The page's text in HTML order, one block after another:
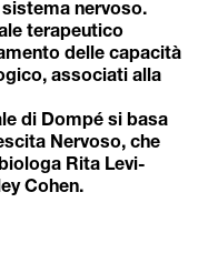
sistema nervoso.
terapeutico
delle capacità
associati alla
di Dompé si basa
Nervoso, che
Rita Levi-
Cohen.